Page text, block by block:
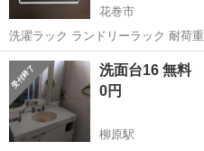
花巻市
洗濯ラック ランドリーラック 耐荷
式 曲面 スッキリ収納 白 ホワイト 2
ーーーーーーーーーーーー 【2023年最新版ズレにくい洗濯機ラック】
最新版洗濯機...
岩手 花巻市 収納家具 ラ
洗面台16 無料
0円
柳原駅